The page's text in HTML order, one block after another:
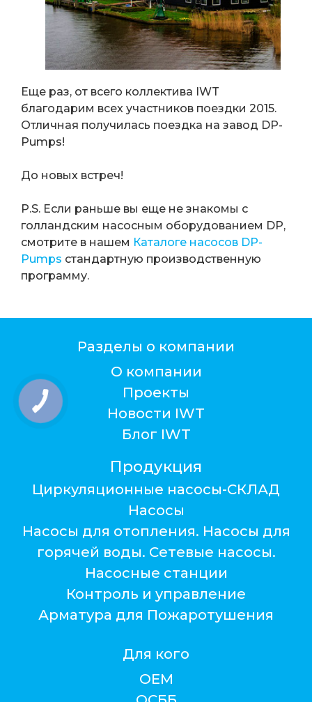
Еще раз, от всего коллектива IWT
благодарим всех участников поездки 2015.
Отличная получилась поездка на завод DP-
Pumps!
До новых встреч!
P.S. Если раньше вы еще не знакомы с
голландским насосным оборудованием DP,
смотрите в нашем Каталоге насосов DP-
Pumps стандартную производственную
программу.
Разделы о компании
О компании
Проекты
Новости IWT
Блог IWT
Продукция
Циркуляционные насосы-СКЛАД
Насосы
Насосы для отопления. Насосы для
горячей воды. Сетевые насосы.
Насосные станции
Контроль и управление
Арматура для Пожаротушения
Для кого
ОЕМ